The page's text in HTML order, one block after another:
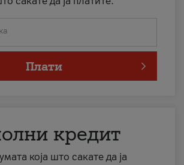
Плати
кредит
која што сакате да ја